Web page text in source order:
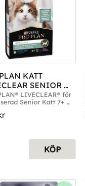
KATT
SENIOR
1,4KG
LIVECLEAR® för
Senior Katt 7+
KÖP